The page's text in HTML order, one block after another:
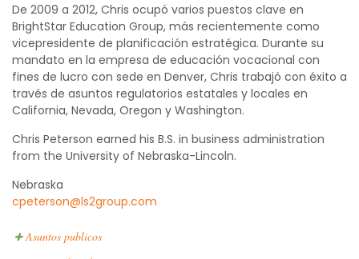
De 2009 a 2012, Chris ocupó varios puestos clave en
BrightStar Education Group, más recientemente como
vicepresidente de planificación estratégica. Durante su
mandato en la empresa de educación vocacional con
fines de lucro con sede en Denver, Chris trabajó con éxito a
través de asuntos regulatorios estatales y locales en
California, Nevada, Oregon y Washington.
Chris Peterson earned his B.S. in business administration
from the University of Nebraska-Lincoln.
Nebraska
cpeterson@ls2group.com
Asuntos publicos